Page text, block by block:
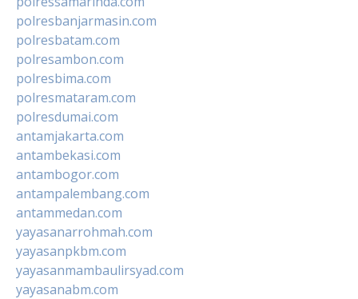
polresbanjarmasin.com
polresbatam.com
polresambon.com
polresbima.com
polresmataram.com
polresdumai.com
antamjakarta.com
antambekasi.com
antambogor.com
antampalembang.com
antammedan.com
yayasanarrohmah.com
yayasanpkbm.com
yayasanmambaulirsyad.com
yayasanabm.com